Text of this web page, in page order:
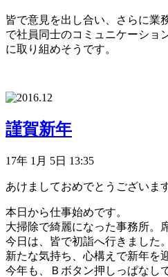
皆で意見を出し合い、さらに業
で社員同士のコミュニケーショ
に取り組めそうです。
謹賀新年
17年 1月 5日 13:35
あけましておめでとうございます
本日から仕事始めです。
大掃除で綺麗になった事務所。
今日は、皆で初詣へ行きました。
新たな気持ち、心構えで新年を
今年も、Ｂボタン押しっぱなし